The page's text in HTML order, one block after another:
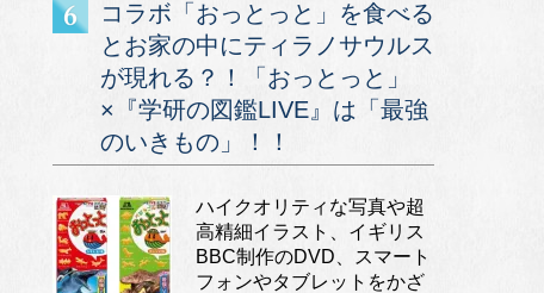
コラボ「おっとっと」を食べる
とお家の中にティラノサウルス
が現れる？！「おっとっと」
×『学研の図鑑LIVE』は「最強
のいきもの」！！
ハイクオリティな写真や超
高精細イラスト、イギリス
BBC制作のDVD、スマート
フォンやタブレットをかざ